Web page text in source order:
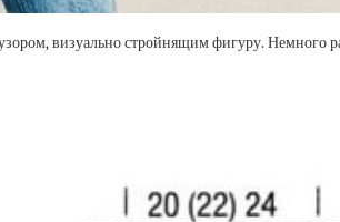
визуально стройнящим фигуру.